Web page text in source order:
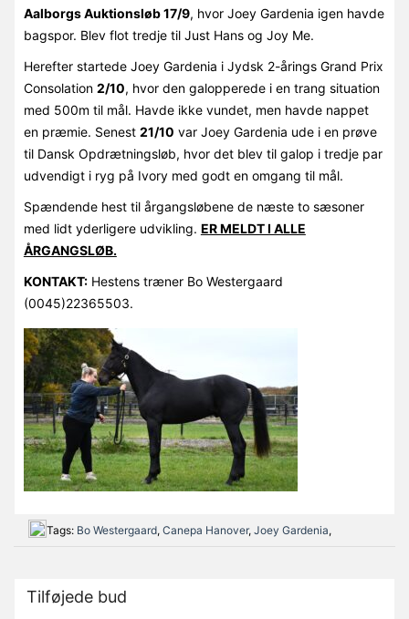
Aalborgs Auktionsløb 17/9, hvor Joey Gardenia igen havde
bagspor. Blev flot tredje til Just Hans og Joy Me.
Herefter startede Joey Gardenia i Jydsk 2-årings Grand Prix
Consolation 2/10, hvor den galopperede i en trang situation
med 500m til mål. Havde ikke vundet, men havde nappet
en præmie. Senest 21/10 var Joey Gardenia ude i en prøve
til Dansk Opdrætningsløb, hvor det blev til galop i tredje par
udvendigt i ryg på Ivory med godt en omgang til mål.
Spændende hest til årgangsløbene de næste to sæsoner
med lidt yderligere udvikling. ER MELDT I ALLE
ÅRGANGSLØB.
KONTAKT:Hestens træner Bo Westergaard
(0045)22365503.
Tags: Bo Westergaard, Canepa Hanover, Joey Gardenia,
Tilføjede bud